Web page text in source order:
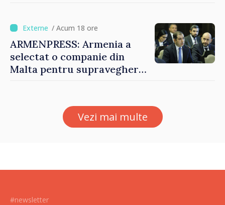
bază al oamenilor”
/ Acum 18 ore
ARMENPRESS: Armenia a
selectat o companie din
Malta pentru supravegherea
Vezi mai multe
#newsletter